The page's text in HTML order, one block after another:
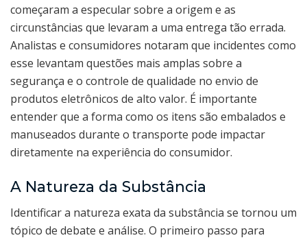
começaram a especular sobre a origem e as
circunstâncias que levaram a uma entrega tão errada.
Analistas e consumidores notaram que incidentes como
esse levantam questões mais amplas sobre a
segurança e o controle de qualidade no envio de
produtos eletrônicos de alto valor. É importante
entender que a forma como os itens são embalados e
manuseados durante o transporte pode impactar
diretamente na experiência do consumidor.
A Natureza da Substância
Identificar a natureza exata da substância se tornou um
tópico de debate e análise. O primeiro passo para